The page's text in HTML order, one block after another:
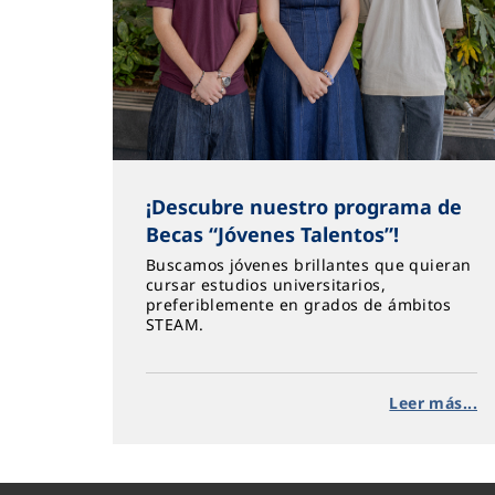
¡Descubre nuestro programa de
Becas “Jóvenes Talentos”!
Buscamos jóvenes brillantes que quieran
cursar estudios universitarios,
preferiblemente en grados de ámbitos
STEAM.
Leer más...